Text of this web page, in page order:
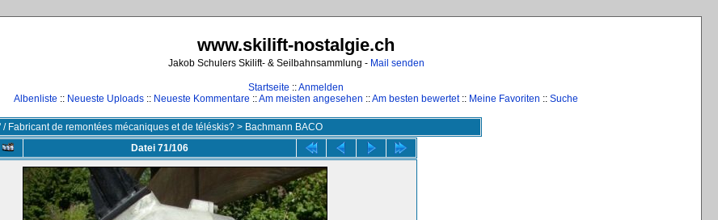
www.skilift-nostalgie.ch
Jakob Schulers Skilift- & Seilbahnsammlung - Mail senden
Startseite ::Anmelden
Albenliste :: Neueste Uploads :: Neueste Kommentare ::Am meisten angesehen ::Am besten bewertet:: Meine Favoriten :: Suche
Fabricant de remontées mécaniques et de téléskis? > Bachmann BACO
Datei 71/106